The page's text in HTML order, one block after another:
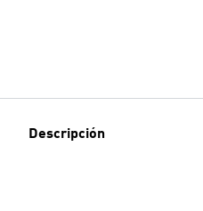
Descripción